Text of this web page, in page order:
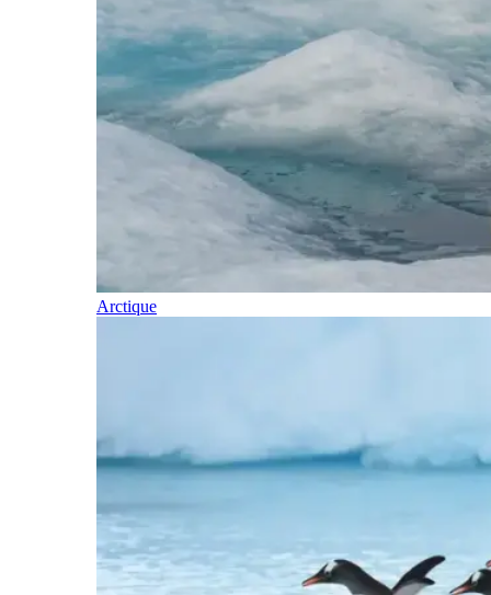
Arctique